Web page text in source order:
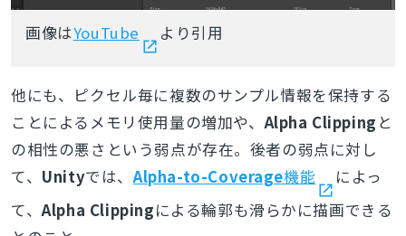
画像はYouTube より引用
他にも、ピクセル毎に複数のサンプル情報を保持する
ことによるメモリ使用量の増加や、 Alpha Clipping と
の相性の悪さという弱点が存在。後者の弱点に対し
て、 Unityでは、 Alpha-to-Coverage機能
によっ
て、Alpha Clippingによる輪郭も滑らかに描画できる